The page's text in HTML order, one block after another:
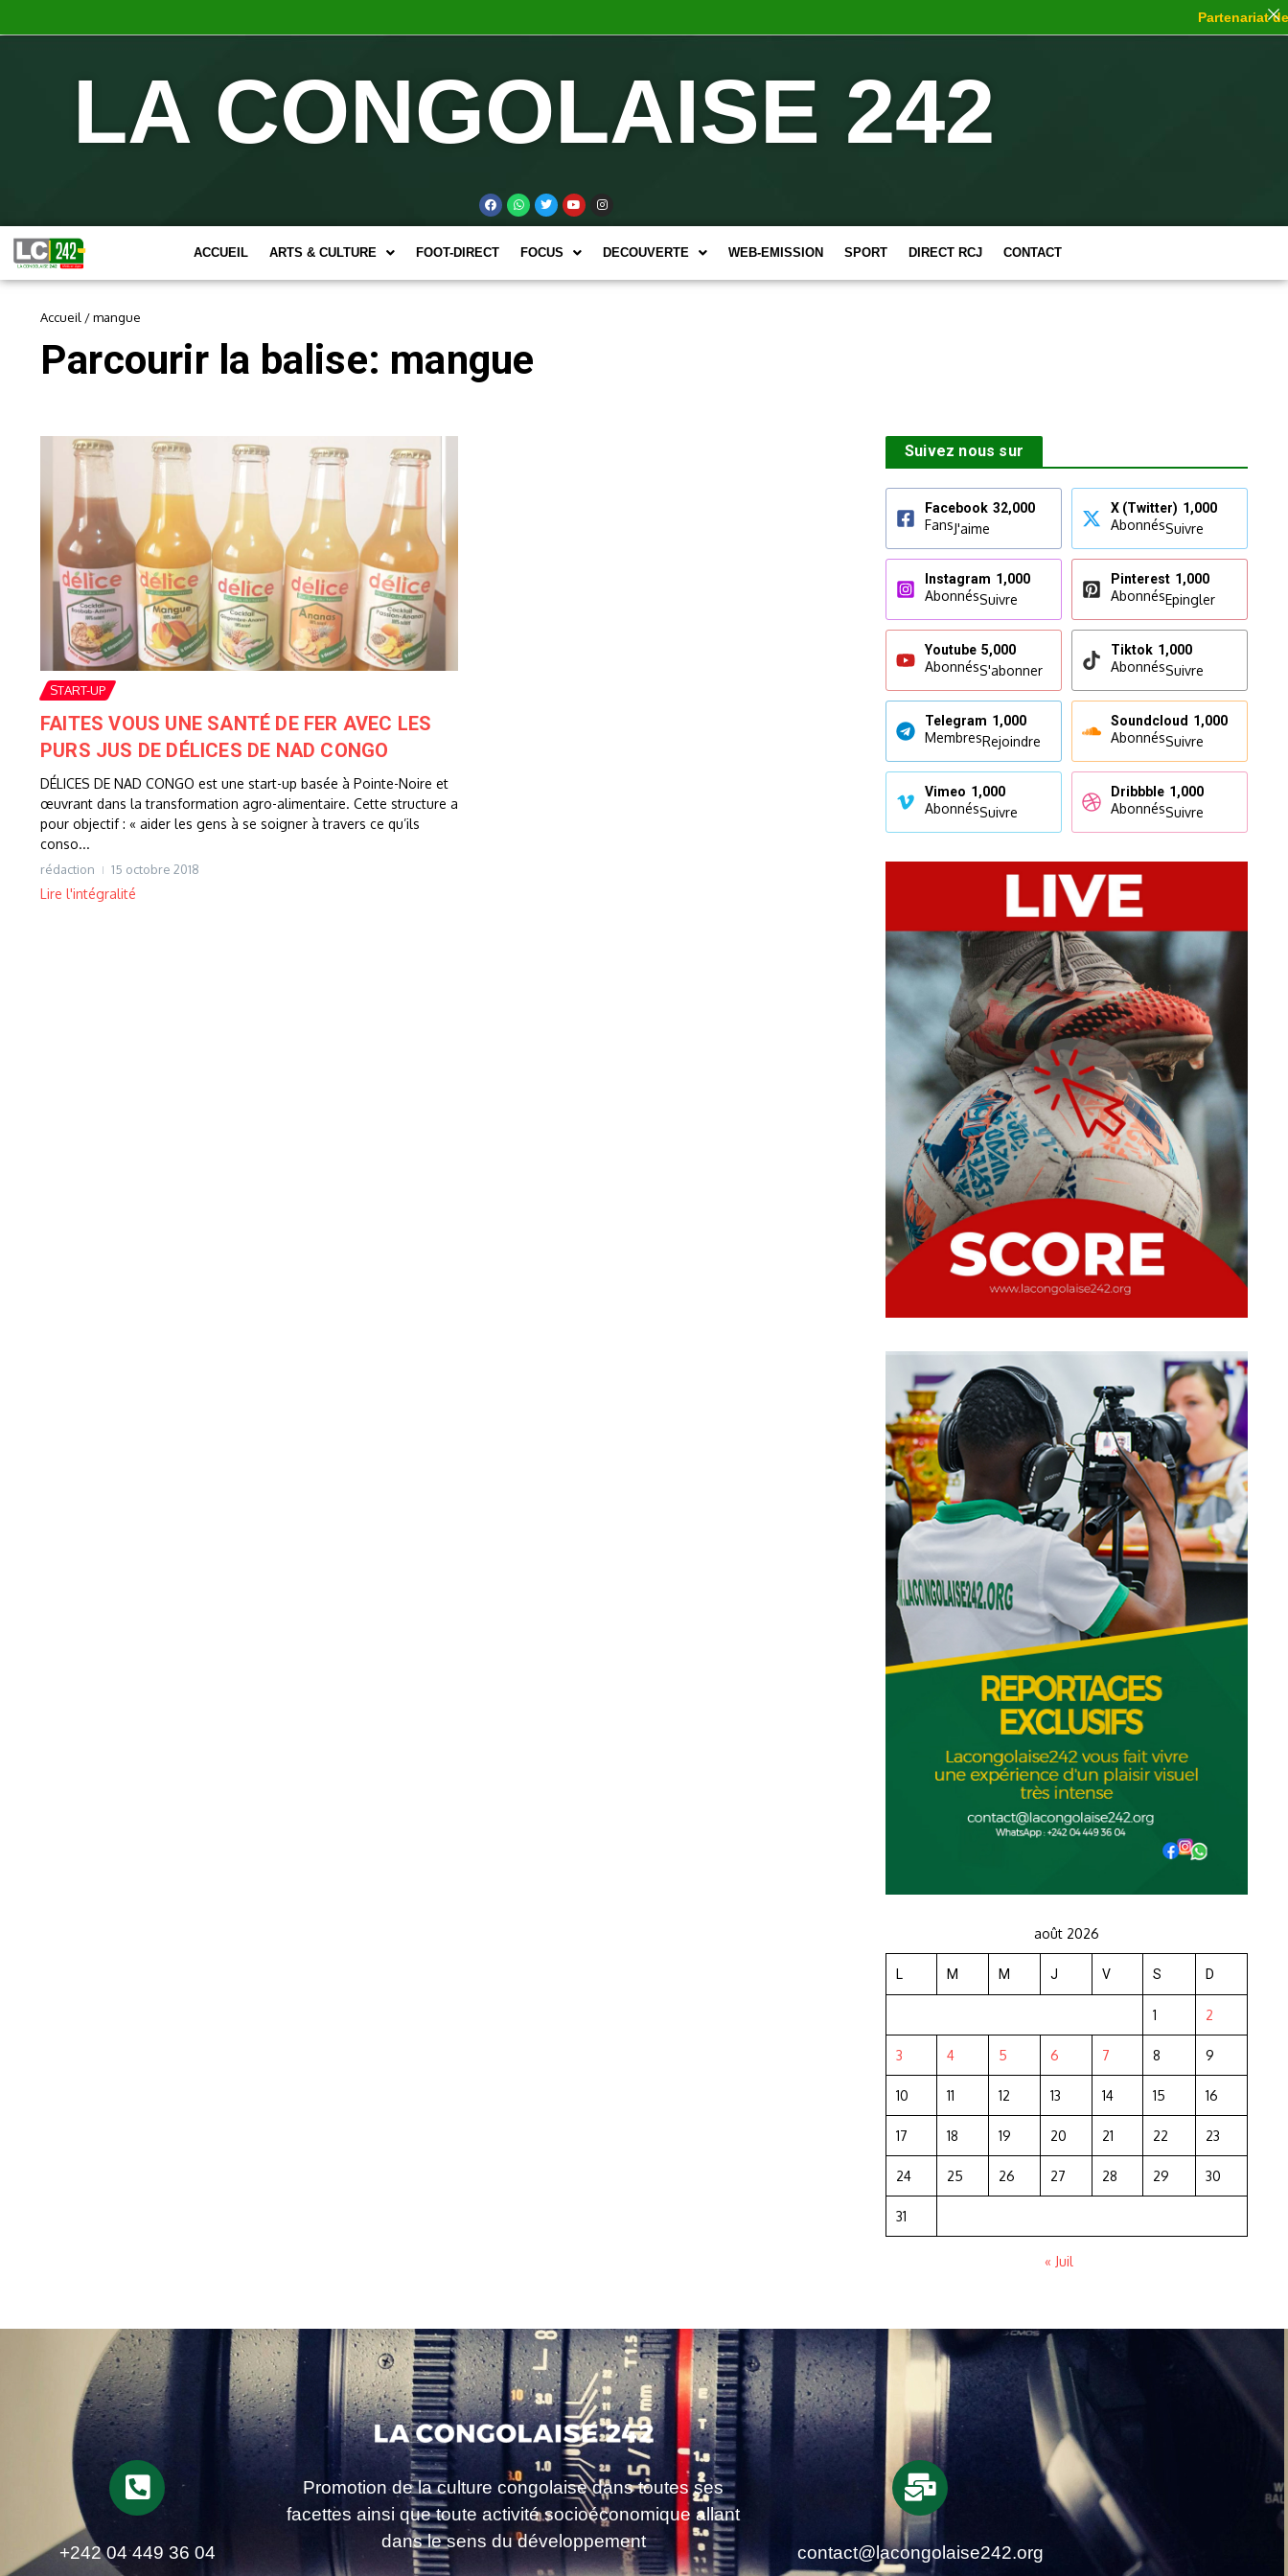
LA CONGOLAISE 242
ACCUEIL ARTS & CULTURE FOOT-DIRECT FOCUS DECOUVERTE WEB-EMISSION SPORT DIRECT RCJ CONTACT
Accueil /mangue
Parcourir la balise: mangue
START-UP
FAITES VOUS UNE SANTÉ DE FER AVEC LES
PURS JUS DE DÉLICES DE NAD CONGO
DÉLICES DE NAD CONGO est une start-up basée à Pointe-Noire et
œuvrant dans la transformation agro-alimentaire. Cette structure a
pour objectif : « aider les gens à se soigner à travers ce qu’ils
conso...
rédaction 15 octobre 2018
Lire l'intégralité
Suivez nous sur
Facebook 32,000
FansJ'aime
X (Twitter) 1,000
AbonnésSuivre
Instagram 1,000
AbonnésSuivre
Pinterest 1,000
AbonnésEpingler
Youtube 5,000
AbonnésS'abonner
Tiktok 1,000
AbonnésSuivre
Telegram 1,000
MembresRejoindre
Soundcloud 1,000
AbonnésSuivre
Vimeo 1,000
AbonnésSuivre
Dribbble 1,000
AbonnésSuivre
août 2026
L M M J V S D
1 2
3 4 5 6 7 8 9
10 11 12 13 14 15 16
17 18 19 20 21 22 23
24 25 26 27 28 29 30
31
« Juil
+242 04 449 36 04
Promotion de la culture congolaise dans toutes ses
facettes ainsi que toute activité socioéconomique allant
dans le sens du développement
contact@lacongolaise242.org
Partenariat de